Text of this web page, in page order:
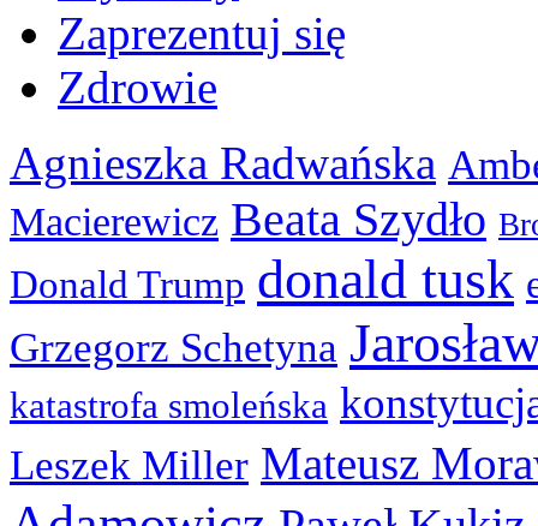
Zaprezentuj się
Zdrowie
Agnieszka Radwańska
Macierewicz Beata Szydło
Donald Trump donald tusk
Grzegorz Schetyna
katastrofa smoleńska
Leszek Miller Mateusz